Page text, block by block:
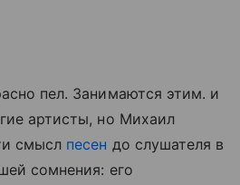
пел. Занимаются этим. и
артисты, но Михаил
смысл песен до слушателя в
сомнения: его